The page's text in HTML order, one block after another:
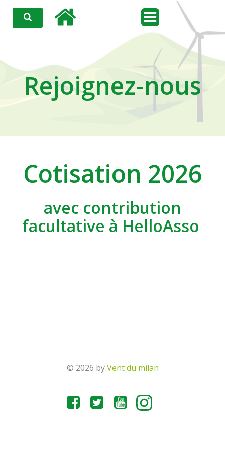
contenu
Rejoignez-nous
Cotisation 2026
avec contribution
facultative à HelloAsso
© 2026 byVent du milan